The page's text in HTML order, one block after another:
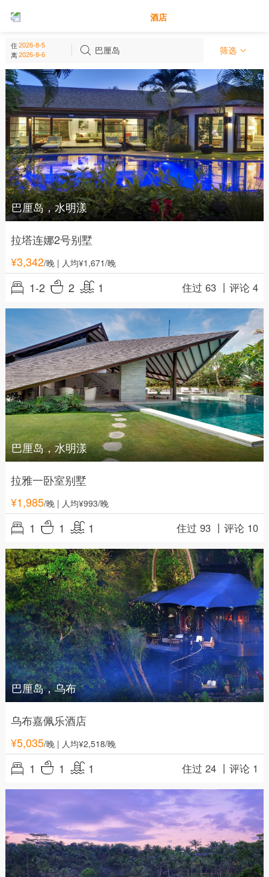
酒店
住
离
巴厘岛 筛选
巴厘岛 - 印度尼西亚
巴厘岛，水明漾
拉塔连娜2号别墅
¥3,342/晚| 人均¥1,671/晚
1-2 2 1 住过 63 丨评论 4
巴厘岛，水明漾
拉雅一卧室别墅
¥1,985/晚| 人均¥993/晚
1 1 1 住过 93 丨评论 10
巴厘岛，乌布
乌布嘉佩乐酒店
¥5,035/晚| 人均¥2,518/晚
1 1 1 住过 24 丨评论 1